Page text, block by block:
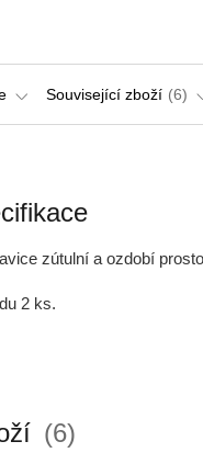
Související zboží 6
zútulní a ozdobí
2 ks.
6